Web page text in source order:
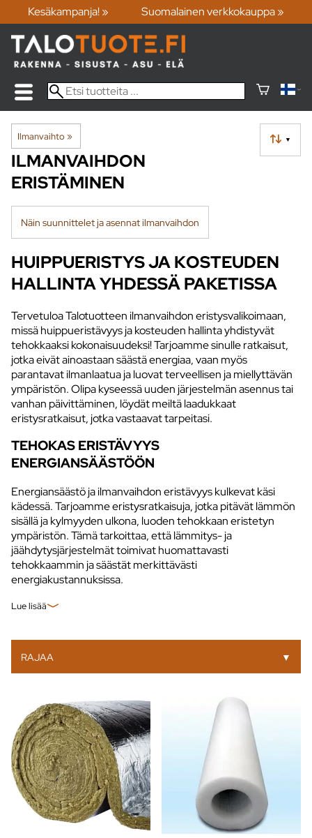
Kesäkampanja! » Suomalainen verkkokauppa »
Ilmanvaihto‪» ▼
ILMANVAIHDON
ERISTÄMINEN
Näin suunnittelet ja asennat ilmanvaihdon
HUIPPUERISTYS JA KOSTEUDEN
HALLINTA YHDESSÄ PAKETISSA
Tervetuloa Talotuotteen ilmanvaihdon eristysvalikoimaan,
missä huippueristävyys ja kosteuden hallinta yhdistyvät
tehokkaaksi kokonaisuudeksi! Tarjoamme sinulle ratkaisut,
jotka eivät ainoastaan säästä energiaa, vaan myös
parantavat ilmanlaatua ja luovat terveellisen ja miellyttävän
ympäristön. Olipa kyseessä uuden järjestelmän asennus tai
vanhan päivittäminen, löydät meiltä laadukkaat
eristysratkaisut, jotka vastaavat tarpeitasi.
TEHOKAS ERISTÄVYYS
ENERGIANSÄÄSTÖÖN
Energiansäästö ja ilmanvaihdon eristävyys kulkevat käsi
kädessä. Tarjoamme eristysratkaisuja, jotka pitävät lämmön
sisällä ja kylmyyden ulkona, luoden tehokkaan eristetyn
ympäristön. Tämä tarkoittaa, että lämmitys- ja
jäähdytysjärjestelmät toimivat huomattavasti
tehokkaammin ja säästät merkittävästi
energiakustannuksissa.
Lue lisää
RAJAA ▼